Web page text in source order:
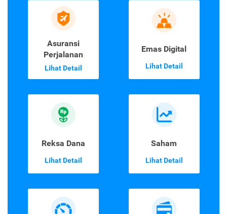
Asuransi
Perjalanan
Lihat Detail
Emas Digital
Lihat Detail
Reksa Dana
Lihat Detail
Saham
Lihat Detail